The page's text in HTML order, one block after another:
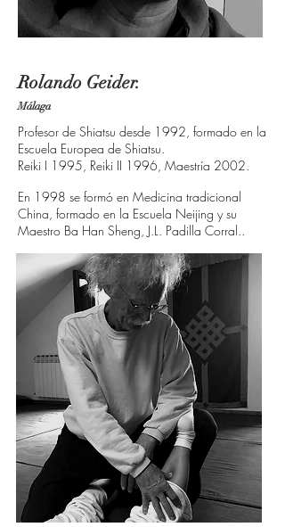
Rolando Geider.
Málaga
Profesor de Shiatsu desde 1992, formado en la
Escuela Europea de Shiatsu.
Reiki I 1995, Reiki II 1996, Maestría 2002.
En 1998 se formó en Medicina tradicional
China, formado en la Escuela Neijing y su
Maestro Ba Han Sheng, J.L. Padilla Corral..